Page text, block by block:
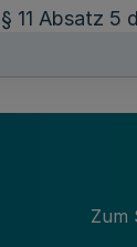
11 Absatz 5
eines Jahres
Land
Zum